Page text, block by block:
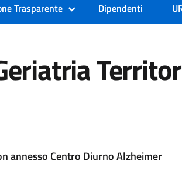
Trasparente Dipendenti
annesso Centro Diurno Alzheimer